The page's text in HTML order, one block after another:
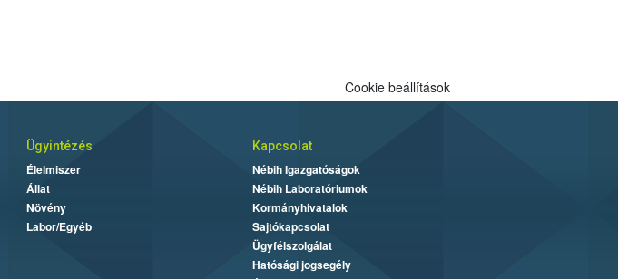
Cookie beállítások
Ügyintézés
Élelmiszer
Állat
Növény
Labor/Egyéb
Kapcsolat
Nébih Igazgatóságok
Nébih Laboratóriumok
Kormányhivatalok
Sajtókapcsolat
Ügyfélszolgálat
Hatósági jogsegély